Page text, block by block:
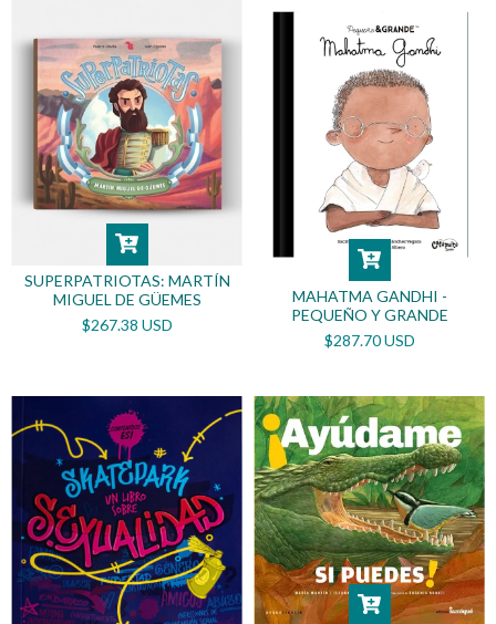
SUPERPATRIOTAS: MARTÍN
MIGUEL DE GÜEMES
$267.38 USD
MAHATMA GANDHI -
PEQUEÑO Y GRANDE
$287.70 USD